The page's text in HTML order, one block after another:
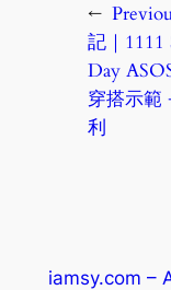
←
記｜1111
Day
穿搭示範
利
iamsy.com –